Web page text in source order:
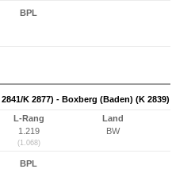
BPL
K 2877) - Boxberg (Baden) (K 2839)
L-Rang
1.219
(1.068)
Land
BW
BPL